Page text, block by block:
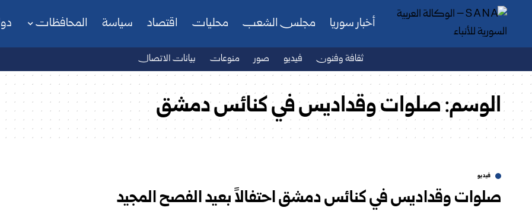
أخبار سوريا مجلس الشعب محليات اقتصاد سياسة المحافظات
ثقافة وفنون فيديو صور منوعات بيانات الاتصال
الوسم:صلوات وقداديس في كنائس دمشق
فيديو
صلوات وقداديس في كنائس دمشق احتفالاً بعيد الفصح المجيد